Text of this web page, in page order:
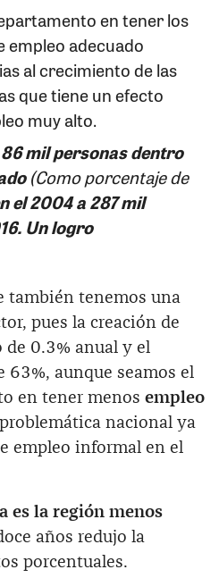
en tener los
empleo adecuado
al crecimiento de las
que tiene un efecto
muy alto.
mil personas dentro
(Como porcentaje de
el 2004 a 287 mil
Un logro
también tenemos una
pues la creación de
0.3% anual y el
aunque seamos el
en tener menos empleo
nacional ya
empleo informal en el
es la región menos
años redujo la
porcentuales.